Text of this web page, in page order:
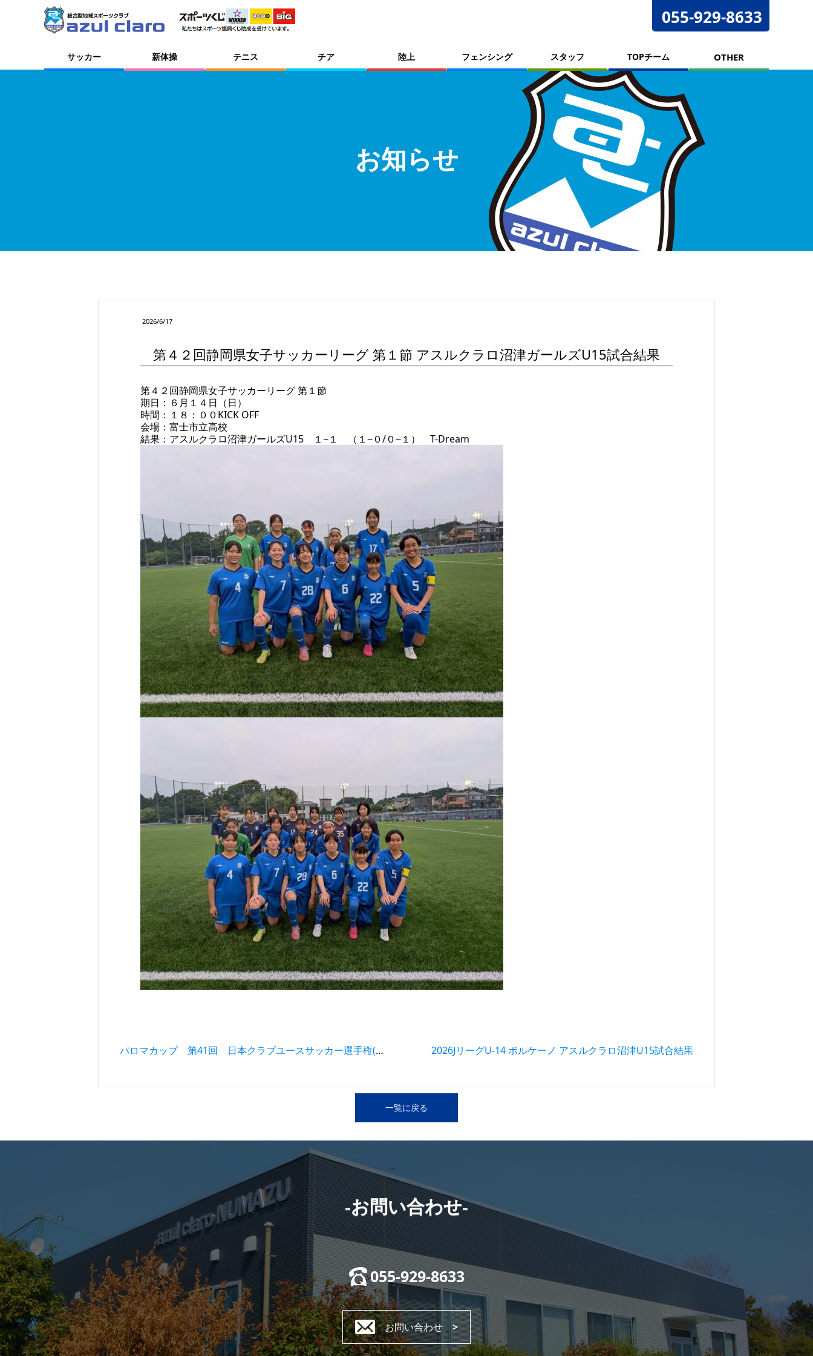
055-929-8633
サッカー 新体操 テニス チア 陸上 フェンシング スタッフ TOPチーム OTHER
お知らせ
2026/6/17
第４２回静岡県女子サッカーリーグ 第１節 アスルクラロ沼津ガールズU15試合結果
第４２回静岡県女子サッカーリーグ 第１節
期日：６月１４日（日）
時間：１８：００KICK OFF
会場：富士市立高校
結果：アスルクラロ沼津ガールズU15 １−１ （１−０/０−１） T-Dream
パロマカップ 第41回 日本クラブユースサッカー選手権(U-15)大会東海大会1回戦 アスルクラロ沼津U15試合結果
2026JリーグU-14 ボルケーノ アスルクラロ沼津U15試合結果
一覧に戻る
-お問い合わせ-
055-929-8633
お問い合わせ